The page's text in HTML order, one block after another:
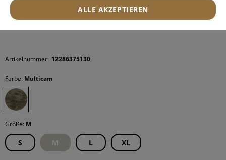
Artikelnummer: 12286375130
Farbe: Multicam
Größe: M
S M L XL
ALLE AKZEPTIEREN